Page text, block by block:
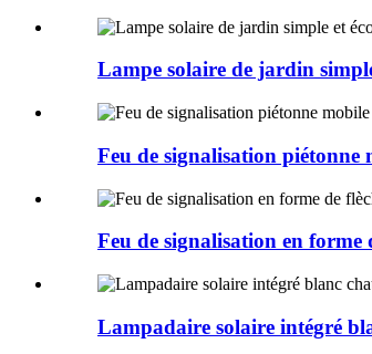
Lampe solaire de jardin
Feu de signalisation piétonne
Feu de signalisation en forme
Lampadaire solaire intégré